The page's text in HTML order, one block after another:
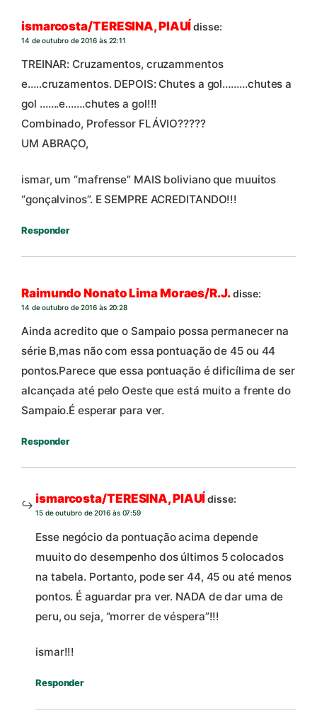
ismarcosta/TERESINA, PIAUÍdisse:
14 de outubro de 2016 às 22:11
TREINAR: Cruzamentos, cruzammentos
e…..cruzamentos. DEPOIS: Chutes a gol………chutes a
gol …….e…….chutes a gol!!!
Combinado, Professor FLÁVIO?????
UM ABRAÇO,
ismar, um “mafrense” MAIS boliviano que muuitos
“gonçalvinos”. E SEMPRE ACREDITANDO!!!
Responder
Raimundo Nonato Lima Moraes/R.J.disse:
14 de outubro de 2016 às 20:28
Ainda acredito que o Sampaio possa permanecer na
série B,mas não com essa pontuação de 45 ou 44
pontos.Parece que essa pontuação é dificílima de ser
alcançada até pelo Oeste que está muito a frente do
Sampaio.É esperar para ver.
Responder
ismarcosta/TERESINA, PIAUÍdisse:
15 de outubro de 2016 às 07:59
Esse negócio da pontuação acima depende
muuito do desempenho dos últimos 5 colocados
na tabela. Portanto, pode ser 44, 45 ou até menos
pontos. É aguardar pra ver. NADA de dar uma de
peru, ou seja, “morrer de véspera”!!!
ismar!!!
Responder